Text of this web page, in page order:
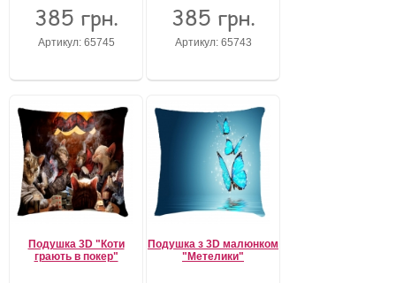
385 грн.
Артикул: 65745
385 грн.
Артикул: 65743
Подушка 3D "Коти
грають в покер"
Подушка з 3D малюнком
"Метелики"